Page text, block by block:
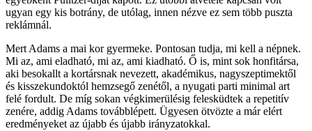
ugyan egy kis botrány, de utólag, innen nézve ez sem több puszta
reklámnál.
Mert Adams a mai kor gyermeke. Pontosan tudja, mi kell a népnek.
Mi az, ami eladható, mi az, ami kiadható. Ő is, mint sok honfitársa,
aki besokallt a kortársnak nevezett, akadémikus, nagyszeptimektől
és kisszekundoktól hemzsegő zenétől, a nyugati parti minimal art
felé fordult. De míg sokan végkimerülésig felesküdtek a repetitív
zenére, addig Adams továbblépett. Ügyesen ötvözte a már elért
eredményeket az újabb és újabb irányzatokkal.